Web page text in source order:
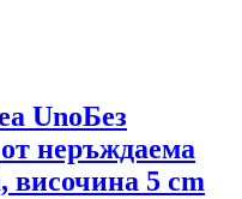
UnoБез
неръждаема
височина 5 cm